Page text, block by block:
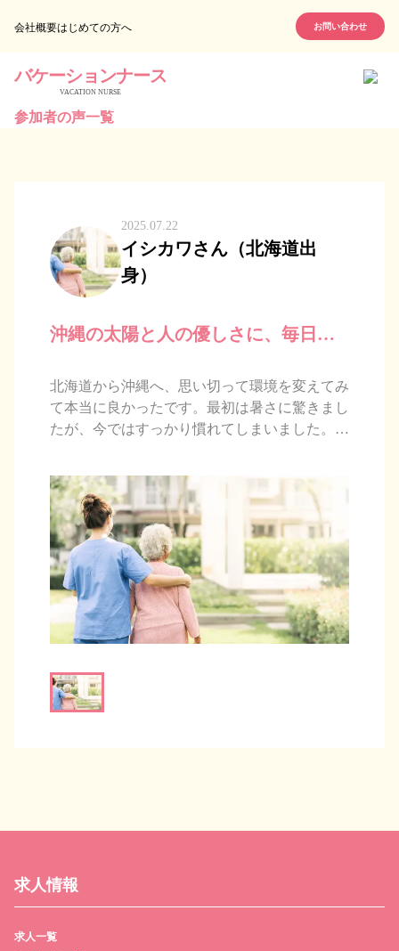
会社概要はじめての方へ お問い合わせ
バケーションナース
VACATION NURSE
参加者の声一覧
2025.07.22
イシカワさん（北海道出
身）
沖縄の太陽と人の優しさに、毎日心
北海道から沖縄へ、思い切って環境を変えてみ
て本当に良かったです。最初は暑さに驚きまし
たが、今ではすっかり慣れてしまいました。職
ら、看護師としても人としても成長できる毎日
です。
求人情報
求人一覧